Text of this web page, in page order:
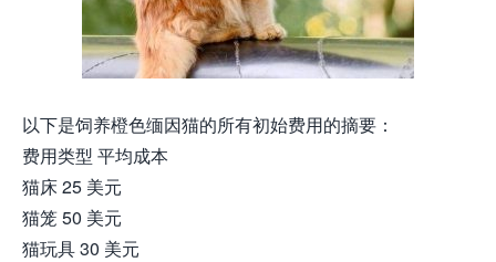
以下是饲养橙色缅因猫的所有初始费用的摘要：
费用类型 平均成本
猫床 25 美元
猫笼 50 美元
猫玩具 30 美元